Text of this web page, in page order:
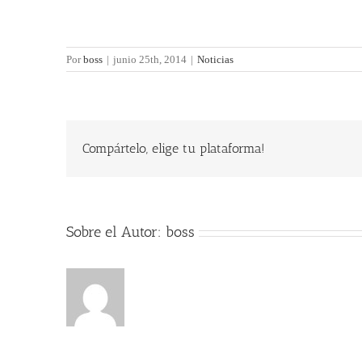
Porboss | junio 25th, 2014 | Noticias
Compártelo, elige tu plataforma!
Sobre el Autor: boss